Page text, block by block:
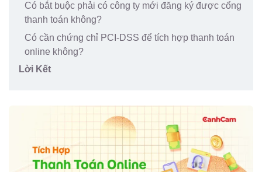
Có bắt buộc phải có công ty mới đăng ký được cổng
thanh toán không?
Có cần chứng chỉ PCI-DSS để tích hợp thanh toán
online không?
Lời Kết